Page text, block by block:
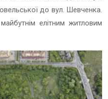
до вул. Шевченка.
елітним житловим